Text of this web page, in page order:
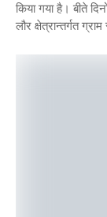
किया गया है। बीते
लौर क्षेत्रान्तर्गत